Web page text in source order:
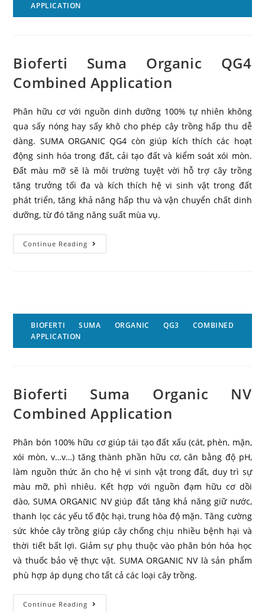
APPLICATION
Bioferti Suma Organic QG4
Combined Application
Phân hữu cơ với nguồn dinh dưỡng 100% tự nhiên không
qua sấy nóng hay sấy khô cho phép cây trồng hấp thu dễ
dàng. SUMA ORGANIC QG4 còn giúp kích thích các hoạt
động sinh hóa trong đất, cải tạo đất và kiểm soát xói mòn.
Đất màu mỡ sẽ là môi trường tuyệt vời hỗ trợ cây trồng
tăng trưởng tối đa và kích thích hệ vi sinh vật trong đất
phát triển, tăng khả năng hấp thu và vận chuyển chất dinh
dưỡng, từ đó tăng năng suất mùa vụ.
Continue Reading
BIOFERTI SUMA ORGANIC QG3 COMBINED
APPLICATION
Bioferti Suma Organic NV
Combined Application
Phân bón 100% hữu cơ giúp tái tạo đất xấu (cát, phèn, mặn,
xói mòn, v…v…) tăng thành phần hữu cơ, cân bằng độ pH,
làm nguồn thức ăn cho hệ vi sinh vật trong đất, duy trì sự
màu mỡ, phì nhiêu. Kết hợp với nguồn đạm hữu cơ dồi
dào, SUMA ORGANIC NV giúp đất tăng khả năng giữ nước,
thanh lọc các yếu tố độc hại, trung hòa độ mặn. Tăng cường
sức khỏe cây trồng giúp cây chống chịu nhiều bệnh hại và
thời tiết bất lợi. Giảm sự phụ thuộc vào phân bón hóa học
và thuốc bảo vệ thực vật. SUMA ORGANIC NV là sản phẩm
phù hợp áp dụng cho tất cả các loại cây trồng.
Continue Reading